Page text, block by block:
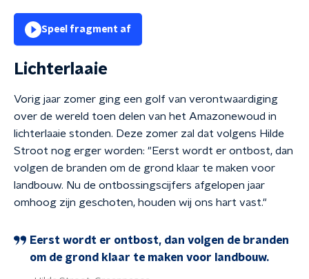
Speel fragment af
Lichterlaaie
Vorig jaar zomer ging een golf van verontwaardiging
over de wereld toen delen van het Amazonewoud in
lichterlaaie stonden. Deze zomer zal dat volgens Hilde
Stroot nog erger worden: "Eerst wordt er ontbost, dan
volgen de branden om de grond klaar te maken voor
landbouw. Nu de ontbossingscijfers afgelopen jaar
omhoog zijn geschoten, houden wij ons hart vast."
Eerst wordt er ontbost, dan volgen de branden
om de grond klaar te maken voor landbouw.